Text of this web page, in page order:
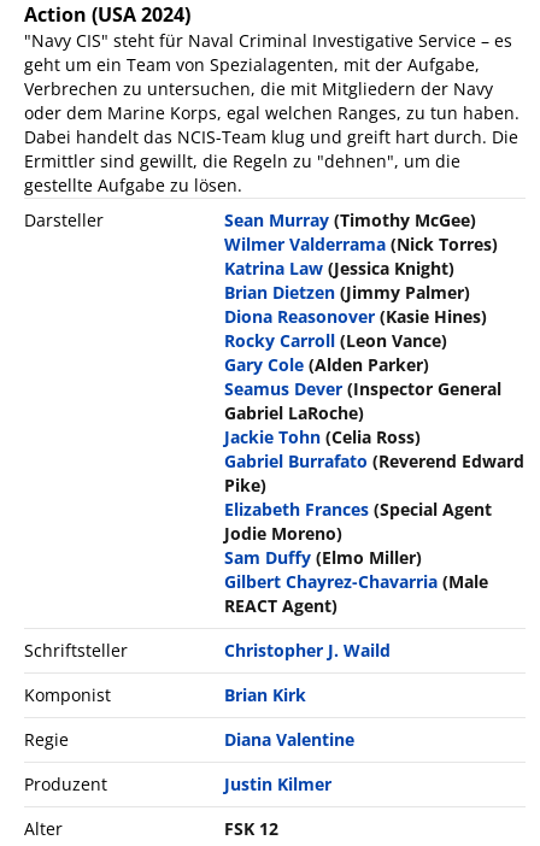
Action (USA 2024)
"Navy CIS" steht für Naval Criminal Investigative Service – es
geht um ein Team von Spezialagenten, mit der Aufgabe,
Verbrechen zu untersuchen, die mit Mitgliedern der Navy
oder dem Marine Korps, egal welchen Ranges, zu tun haben.
Dabei handelt das NCIS-Team klug und greift hart durch. Die
Ermittler sind gewillt, die Regeln zu "dehnen", um die
gestellte Aufgabe zu lösen.
Darsteller
Sean Murray (Timothy McGee)
Wilmer Valderrama (Nick Torres)
Katrina Law (Jessica Knight)
Brian Dietzen (Jimmy Palmer)
Diona Reasonover (Kasie Hines)
Rocky Carroll (Leon Vance)
Gary Cole (Alden Parker)
Seamus Dever (Inspector General
Gabriel LaRoche)
Jackie Tohn (Celia Ross)
Gabriel Burrafato (Reverend Edward
Pike)
Elizabeth Frances (Special Agent
Jodie Moreno)
Sam Duffy (Elmo Miller)
Gilbert Chayrez-Chavarria (Male
REACT Agent)
Schriftsteller
Christopher J. Waild
Komponist
Brian Kirk
Regie
Diana Valentine
Produzent
Justin Kilmer
Alter
FSK 12